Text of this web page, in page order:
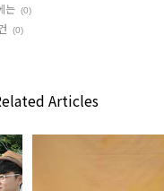
는 (0)
(0)
Articles